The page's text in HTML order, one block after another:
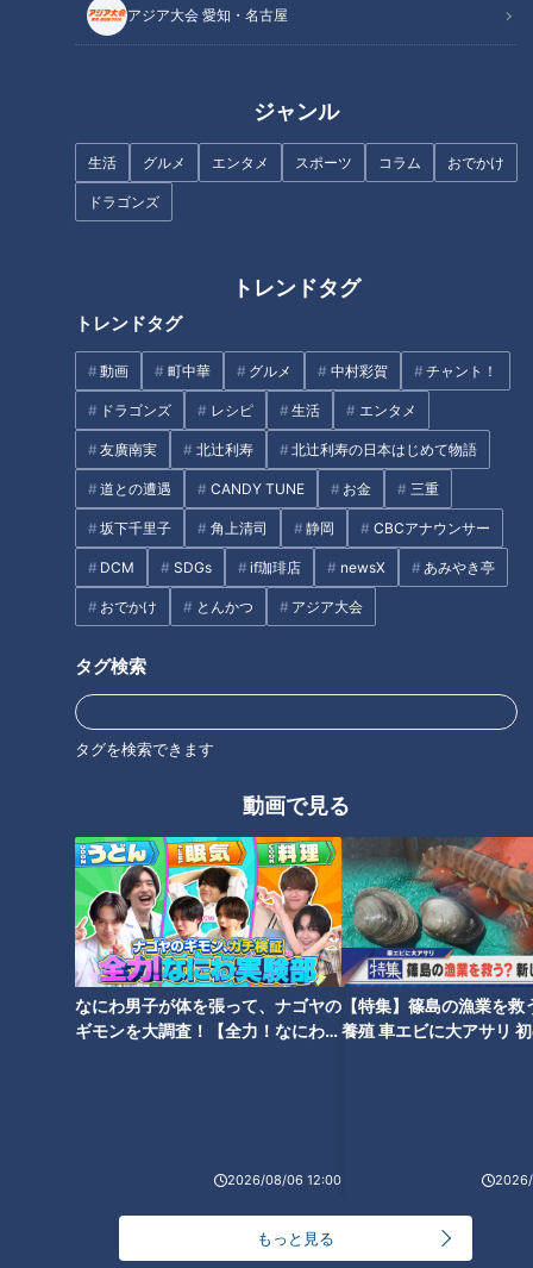
アジア大会 愛知・名古屋
ジャンル
生活 グルメ エンタメ スポーツ コラム おでかけ
ドラゴンズ
トレンドタグ
トレンドタグ
動画 町中華 グルメ 中村彩賀 チャント！
ドラゴンズ レシピ 生活 エンタメ
友廣南実 北辻利寿 北辻利寿の日本はじめて物語
道との遭遇 CANDY TUNE お金 三重
坂下千里子 角上清司 静岡 CBCアナウンサー
DCM SDGs if珈琲店 newsX あみやき亭
おでかけ とんかつ アジア大会
タグ検索
タグを検索できます
動画で見る
なにわ男子が体を張って、ナゴヤの
ギモンを大調査！【全力！なにわ実
2026/08/06 12:00
【特集】篠島の漁業を救
養殖 車エビに大アサリ
もっと見る
幸平「誰がぶーちゃんやねん！
名前あるわっ！」
韓国旅客機火災の原因は“モバイ
ルバッテリー” 日常に潜む危険
も 火災事故を防ぐための対策や
注意点とは？
【11人大家族上田家】
【8人子持ちの大家族トーク】
子だくさんならではの気を使う
場面とは・・・！？
グラビアアイドル・三田悠貴が
軽トラで三重を縦断！御浜町を
出発し、尾鷲市の海で大はしゃ
ぎ
タグ
井端弘和 川上井端のすべらない話 川上憲伸
オススメ関連コンテンツ
吉見さん大爆笑！元中日・伊藤
凖規さん、今だから語れるドラ
フト当日裏話！“頭の中はコアラ
谷繁今だから話す！ミスタード
ラゴンズ立浪、現役時代キャン
プ笑い話！威風堂々と滞在時間
懐かしの話題再び！落合英二さ
坂の上には星野エンマ様！？イ
バケンコンビ、思い出すのもゾ